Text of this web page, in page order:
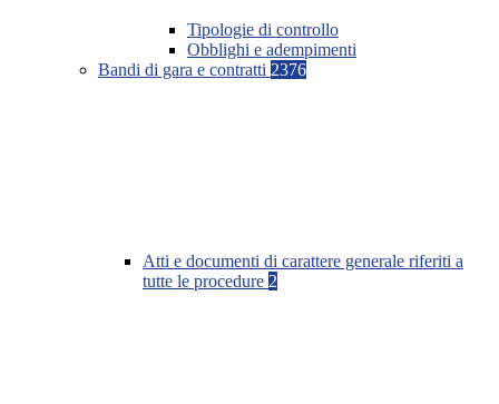
Tipologie di controllo
Obblighi e adempimenti
Bandi di gara e contratti 2376
Atti e documenti di carattere generale riferiti a
tutte le procedure 2